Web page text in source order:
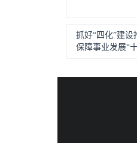
抓好“四化”建
保障事业发展“